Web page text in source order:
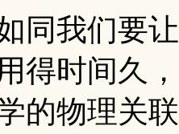
同我们要
得时间久
的物理关